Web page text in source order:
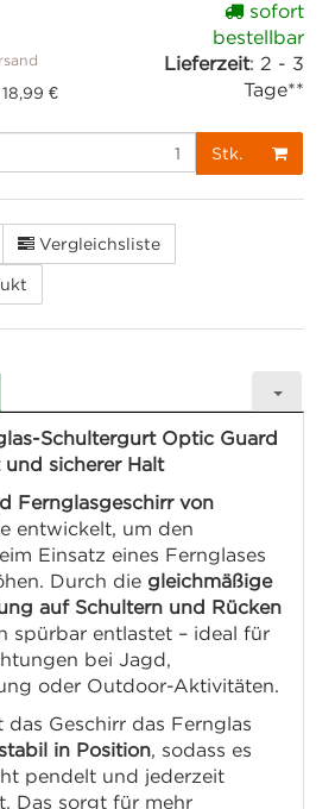
18,99 €
sofort
bestellbar
Lieferzeit: 2 - 3
Tage**
Stk.
Vergleichsliste
Schultergurt Optic Guard
sicherer Halt
Fernglasgeschirr von
entwickelt, um den
Einsatz eines Fernglases
Durch die gleichmäßige
auf Schultern und Rücken
spürbar entlastet – ideal für
bei Jagd,
oder Outdoor-Aktivitäten.
das Geschirr das Fernglas
in Position, sodass es
pendelt und jederzeit
Das sorgt für mehr